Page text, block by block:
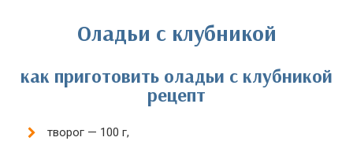
Оладьи с клубникой
как приготовить оладьи с клубникой
рецепт
творог — 100 г,